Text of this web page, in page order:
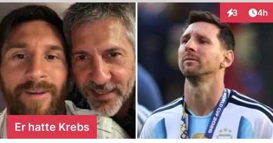
3 4h
Er hatte Krebs